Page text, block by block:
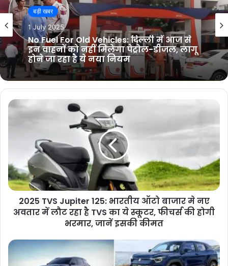
बड़ी खबर
1 July 2025
No Fuel For Old Vehicles: दिल्ली में आज से
इन वाहनों को नहीं मिलेगा पेट्रोल-डीजल, लागू
होने जा रहा है ये नया नियम
बड़ी खबर
1 July 2025
Gold Price Today: सातवे आसमान से ओन्धे
मुह गिरे सोने के दाम, जानें आज आपके शहर में
क्या हैं ताजा दाम
2025 TVS Jupiter 125: भारतीय ऑटो बाजार मे नए
अवतार में लौट रहा है TVS का ये स्कूटर, फीचर्स की होगी
भरमार, जानें इसकी कीमत